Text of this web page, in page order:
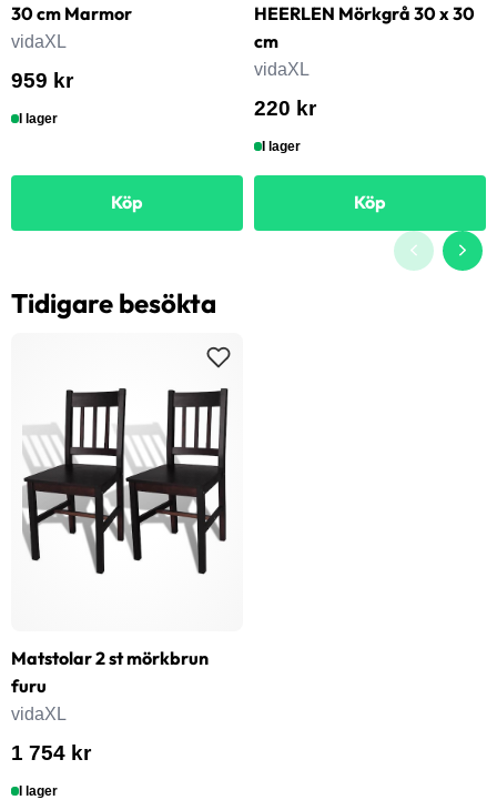
30 cm Marmor
vidaXL
959 kr
I lager
Köp
HEERLEN Mörkgrå 30 x 30
cm
vidaXL
220 kr
I lager
Köp
Tidigare besökta
Matstolar 2 st mörkbrun
furu
vidaXL
1 754 kr
I lager